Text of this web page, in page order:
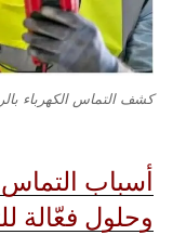
كشف التماس الكهرباء
أسباب التماس
وحلول فعّالة